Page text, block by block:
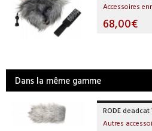
Accessoires
68,00€
Dans la même gamme
RODE deadcat
Autres